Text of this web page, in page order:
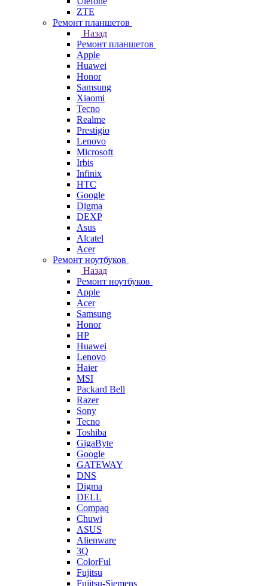
ZTE
Ремонт планшетов
Назад
Ремонт планшетов
Apple
Huawei
Honor
Samsung
Xiaomi
Tecno
Realme
Prestigio
Lenovo
Microsoft
Irbis
Infinix
HTC
Google
Digma
DEXP
Asus
Alcatel
Acer
Ремонт ноутбуков
Назад
Ремонт ноутбуков
Apple
Acer
Samsung
Honor
HP
Huawei
Lenovo
Haier
MSI
Packard Bell
Razer
Sony
Tecno
Toshiba
GigaByte
Google
GATEWAY
DNS
Digma
DELL
Compaq
Chuwi
ASUS
Alienware
3Q
ColorFul
Fujitsu
Fujitsu-Siemens